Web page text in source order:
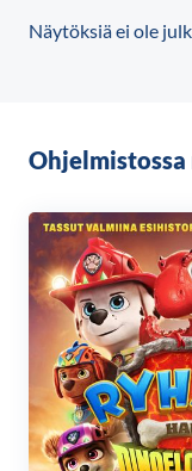
kuin Tuomaksenkin
perheestä ja
Näytöksiä ei ole